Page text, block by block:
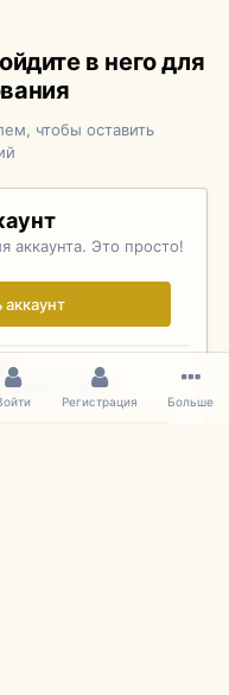
в него для
чтобы оставить
аккаунта. Это просто!
аккаунт
здесь.
Регистрация Больше